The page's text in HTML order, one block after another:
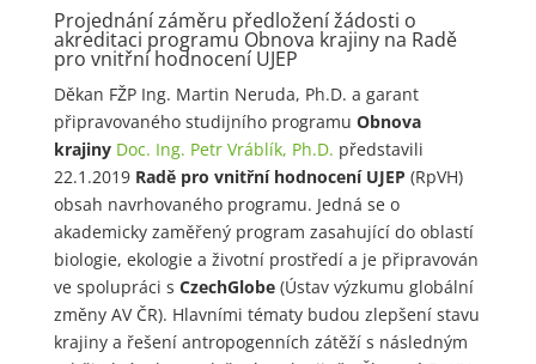
Projednání záměru předložení žádosti o
akreditaci programu Obnova krajiny na Radě
pro vnitřní hodnocení UJEP
Děkan FŽP Ing. Martin Neruda, Ph.D. a garant
připravovaného studijního programu Obnova
krajiny Doc. Ing. Petr Vráblík, Ph.D. představili
22.1.2019 Radě pro vnitřní hodnocení UJEP (RpVH)
obsah navrhovaného programu. Jedná se o
akademicky zaměřený program zasahující do oblastí
biologie, ekologie a životní prostředí a je připravován
ve spolupráci s CzechGlobe(Ústav výzkumu globální
změny AV ČR). Hlavními tématy budou zlepšení stavu
krajiny a řešení antropogenních zátěží s následným